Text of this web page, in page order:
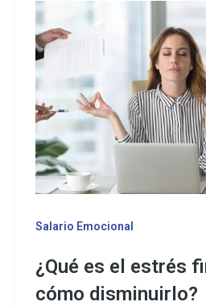
Salario Emocional
¿Qué es el estrés
cómo disminuirlo?